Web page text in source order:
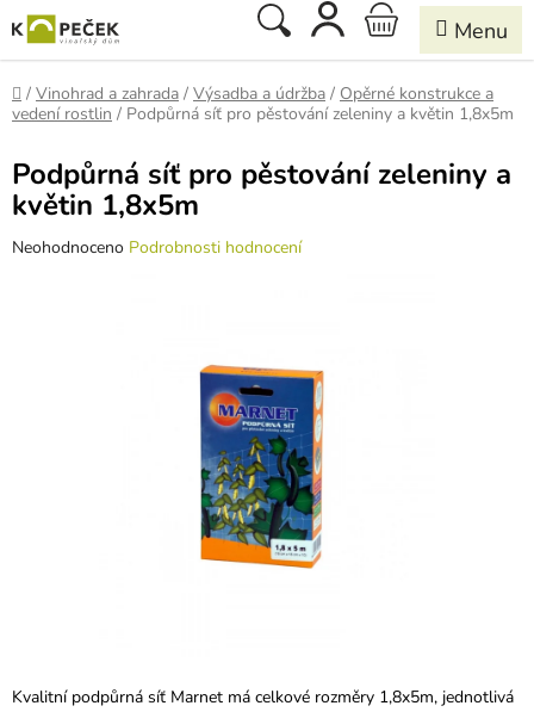
na
obsah
Hledat
NÁKUPNÍ
KOŠÍK
Domů
/ Vinohrad a zahrada / Výsadba a údržba / Opěrné konstrukce a
vedení rostlin / Podpůrná síť pro pěstování zeleniny a květin 1,8x5m
Kvalitní podpůrná síť Marnet má celkové rozměry 1,8x5m, jednotlivá
Podpůrná síť pro pěstování zeleniny a
květin 1,8x5m
Průměrné
Neohodnoceno Podrobnosti hodnocení